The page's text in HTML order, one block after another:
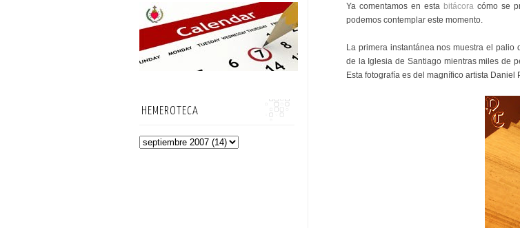
Ya comentamos en esta bitácora cómo se
podemos contemplar este momento.
La primera instantánea nos muestra el
de la Iglesia de Santiago mientras miles de
Esta fotografía es del magnífico artista
HEMEROTECA